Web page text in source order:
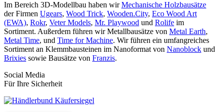
Im Bereich 3D-Modellbau haben wirMechanische Holzbausätze
der Firmen Ugears, Wood Trick, Wooden.City, Eco Wood Art
(EWA), Rokr, Veter Models, Mr. Playwood und Rolife im
Sortiment. Außerdem führen wir Metallbausätze von Metal Earth,
Metal Time, und Time for Machine. Wir führen ein umfangreiches
Sortiment an Klemmbausteinen im Nanoformat von Nanoblock und
Brixies sowie Bausätze von Franzis.
Social Media
Für Ihre Sicherheit